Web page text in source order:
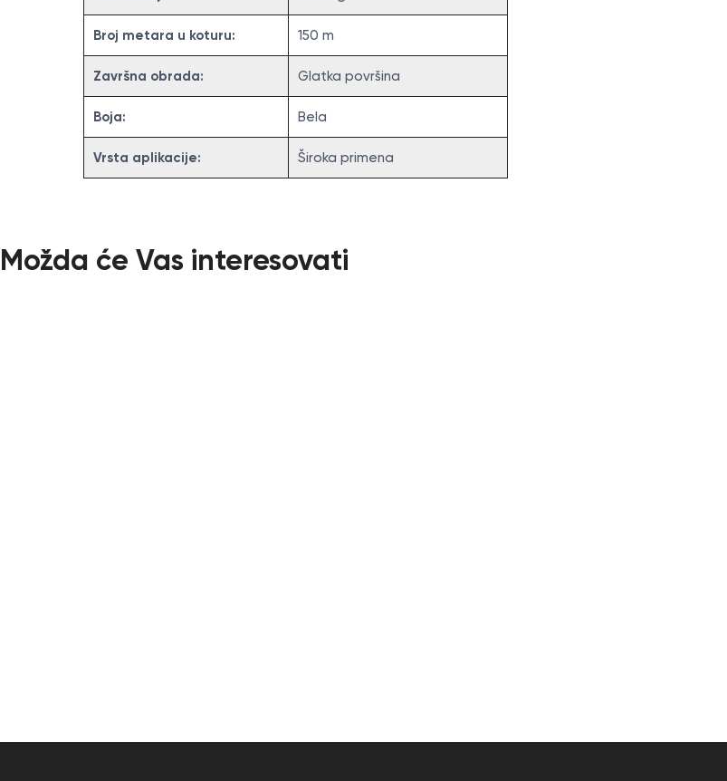
Broj metara u koturu: 150 m
Završna obrada: Glatka površina
Boja: Bela
Vrsta aplikacije: Široka primena
Možda će Vas interesovati